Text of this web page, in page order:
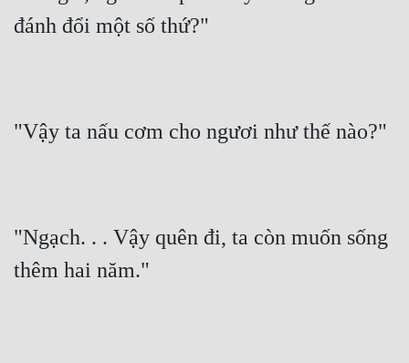
đánh đổi một số thứ?"
"Vậy ta nấu cơm cho ngươi như thế nào?"
"Ngạch. . . Vậy quên đi, ta còn muốn sống
thêm hai năm."